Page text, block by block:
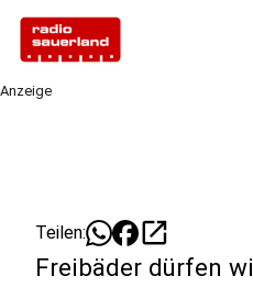
Anzeige
Teilen: open_in_new
Freibäder dürfen